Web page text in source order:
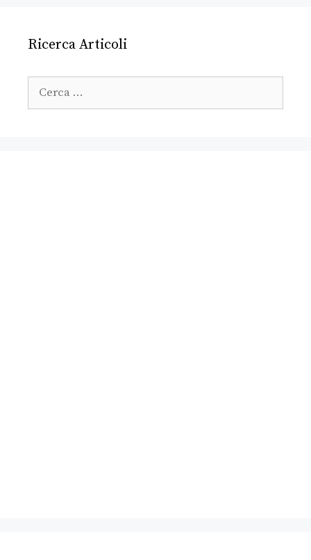
Ricerca Articoli